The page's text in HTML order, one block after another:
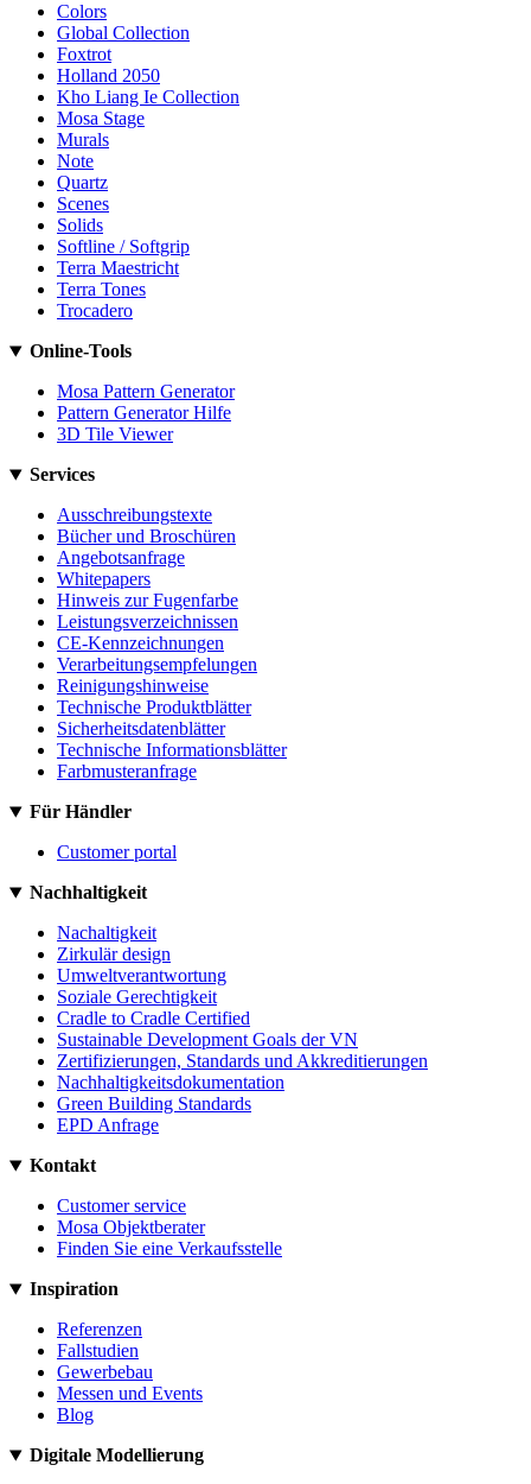
Colors
Global Collection
Foxtrot
Holland 2050
Kho Liang Ie Collection
Mosa Stage
Murals
Note
Quartz
Scenes
Solids
Softline / Softgrip
Terra Maestricht
Terra Tones
Trocadero
Online-Tools
Mosa Pattern Generator
Pattern Generator Hilfe
3D Tile Viewer
Services
Ausschreibungstexte
Bücher und Broschüren
Angebotsanfrage
Whitepapers
Hinweis zur Fugenfarbe
Leistungsverzeichnissen
CE-Kennzeichnungen
Verarbeitungsempfelungen
Reinigungshinweise
Technische Produktblätter
Sicherheitsdatenblätter
Technische Informationsblätter
Farbmusteranfrage
Für Händler
Customer portal
Nachhaltigkeit
Nachaltigkeit
Zirkulär design
Umweltverantwortung
Soziale Gerechtigkeit
Cradle to Cradle Certified
Sustainable Development Goals der VN
Zertifizierungen, Standards und Akkreditierungen
Nachhaltigkeitsdokumentation
Green Building Standards
EPD Anfrage
Kontakt
Customer service
Mosa Objektberater
Finden Sie eine Verkaufsstelle
Inspiration
Referenzen
Fallstudien
Gewerbebau
Messen und Events
Blog
Digitale Modellierung